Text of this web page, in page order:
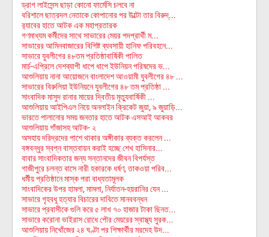
ড্রাগ লাইসেন্স ছাড়া কোনো ফার্মেসি চলবে না
বরিশালে ছাত্রদল নেতাকে কোপানোর পর উল্টো তার বিরুদ্...
র‌্যাবের হাতে আটক এক মহাপ্রতারক
গণমাধ্যম কর্মীদের সাথে সাভারের মেয়র পদপ্রার্থী ম...
সাভারের আমিনবাজারের বিশিষ্ট ব্যবসায়ী হানিফ পরিবহনে...
সাভারে যুবলীগের ৪৮তম প্রতিষ্ঠাবার্ষিকী পালিত
মার্চ-এপ্রিলে দেশব্যাপী ধাপে ধাপে ইউনিয়ন পরিষদের ভ...
আশুলিয়ায় নানা আয়োজনে বাংলাদেশ আওয়ামী যুবলীগের ৪৮ ...
সাভারের বিরুলিয়া ইউনিয়নে যুবলীগের ৪৮ তম প্রতিষ্ঠা ...
সাংবাদিক মাসুদ রানার মায়ের দ্বিতীয় মৃত্যুবার্ষিকী ...
আশুলিয়ায় আইপিএল নিয়ে অনলাইন ক্রিকেট জুয়া, ৯ জুয়াড়ি...
ভারতে পালানোর সময় জনতার হাতে আটক এসআই আকবর
আশুলিয়ায় গাঁজাসহ আটক- ২
অসহায় দরিদ্রদের পাশে থাকার অঙ্গীকার ব্যক্ত করলেন ...
বঙ্গবন্ধুর স্বপ্ন বাস্তবায়ন করাই হচ্ছে শেখ হাসিনার...
বাবার সাংবাদিকতার জন্য সন্তানদের জীবন বিপর্যস্ত
গাজীপুরে চলন্ত বাসে নারী হকারকে ধর্ষণ, তাকওয়া পরিব...
ধর্মীয় প্রতিষ্ঠানে মাস্ক পরা বাধ্যতামূলক
সাংবাদিকের উপর হামলা, মামলা, নির্যাতন-হয়রানির যেন ...
সাভারে গৃহবধূ হত্যার বিচারের দাবিতে মানববন্ধন
সাভারে প্রবাসীকে গুলি করে ৫ লাখ ৭০ হাজার টাকা ছিনত...
সাভারে করোনা ভাইরাস রোধে পৌর মেয়রের স্বাস্থ্য সুরক...
আশুলিয়ায় নিখোঁজের ২৪ ঘণ্টা পর শিক্ষার্থীর মরদেহ উদ...